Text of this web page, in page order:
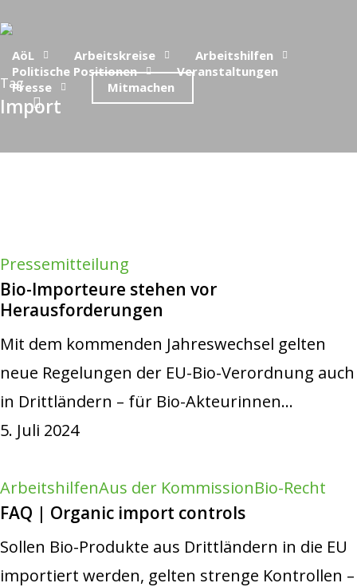
to
main
content
AöL Arbeitskreise
Arbeitshilfen
Politische Positionen
Veranstaltungen
Presse
Mitmachen
search
Tag
Import
Pressemitteilung
Bio-Importeure stehen vor
Herausforderungen
Mit dem kommenden Jahreswechsel gelten
neue Regelungen der EU-Bio-Verordnung auch
in Drittländern – für Bio-Akteurinnen…
5. Juli 2024
ArbeitshilfenAus der KommissionBio-Recht
FAQ | Organic import controls
Sollen Bio-Produkte aus Drittländern in die EU
importiert werden, gelten strenge Kontrollen –